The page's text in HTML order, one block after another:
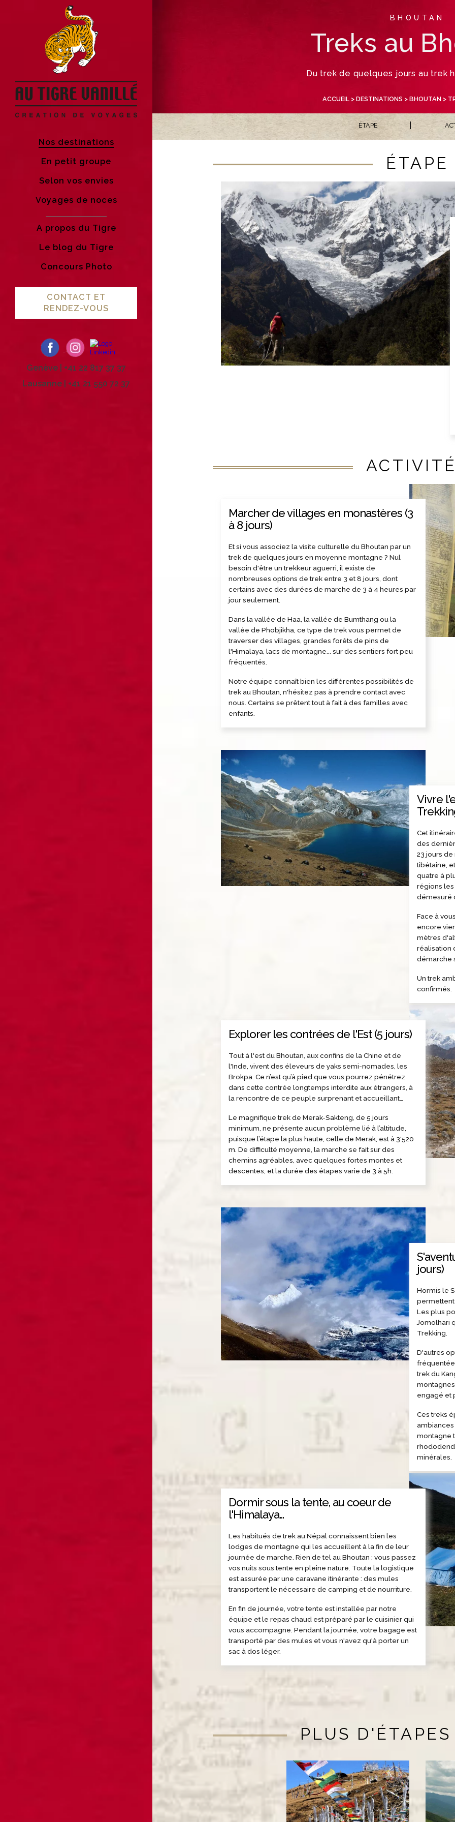
Nos destinations
En petit groupe
Selon vos envies
Voyages de noces
A propos du Tigre
Le blog du Tigre
Concours Photo
CONTACT ET
RENDEZ-VOUS
Genève | +41 22 817 37 37
Lausanne | +41 21 550 72 37
BHOUTAN
Treks au
Du trek de quelques jours au trek
ACCUEIL > DESTINATIONS > BHOUTAN >
ÉTAPE
ÉTAPE
Marcher de villages en monastères (3
à 8 jours)
Et si vous associez la visite culturelle du Bhoutan par un
trek de quelques jours en moyenne montagne ? Nul
besoin d'être un trekkeur aguerri, il existe de
nombreuses options de trek entre 3 et 8 jours, dont
certains avec des durées de marche de 3 à 4 heures par
jour seulement.
Dans la vallée de Haa, la vallée de Bumthang ou la
vallée de Phobjikha, ce type de trek vous permet de
traverser des villages, grandes forêts de pins de
l'Himalaya, lacs de montagne... sur des sentiers fort peu
fréquentés.
Notre équipe connaît bien les différentes possibilités de
trek au Bhoutan, n'hésitez pas à prendre contact avec
nous. Certains se prêtent tout à fait à des familles avec
enfants.
Vivre
Cet
des
23 jours
tibétaine,
quatre à
régions les
démesuré
Face à
encore
mètres
réalisation
démarche
Un trek
confirmés.
Explorer les contrées de l'Est (5 jours)
Tout à l'est du Bhoutan, aux confins de la Chine et de
l'Inde, vivent des éleveurs de yaks semi-nomades, les
Brokpa. Ce n’est qu’à pied que vous pourrez pénétrez
dans cette contrée longtemps interdite aux étrangers, à
la rencontre de ce peuple surprenant et accueillant…
Le magnifique trek de Merak-Sakteng, de 5 jours
minimum, ne présente aucun problème lié à l’altitude,
puisque l’étape la plus haute, celle de Merak, est à 3'520
m. De difficulté moyenne, la marche se fait sur des
chemins agréables, avec quelques fortes montes et
descentes, et la durée des étapes varie de 3 à 5h.
jours)
Hormis le
Les plus
Jomolhari
Trekking.
D'autres
trek du
engagé et
Ces treks
montagne
minérales.
Dormir sous la tente, au coeur de
l'Himalaya...
Les habitués de trek au Népal connaissent bien les
lodges de montagne qui les accueillent à la fin de leur
journée de marche. Rien de tel au Bhoutan : vous passez
vos nuits sous tente en pleine nature. Toute la logistique
est assurée par une caravane itinérante : des mules
transportent le nécessaire de camping et de nourriture.
En fin de journée, votre tente est installée par notre
équipe et le repas chaud est préparé par le cuisinier qui
vous accompagne. Pendant la journée, votre bagage est
transporté par des mules et vous n'avez qu'à porter un
sac à dos léger.
PLUS